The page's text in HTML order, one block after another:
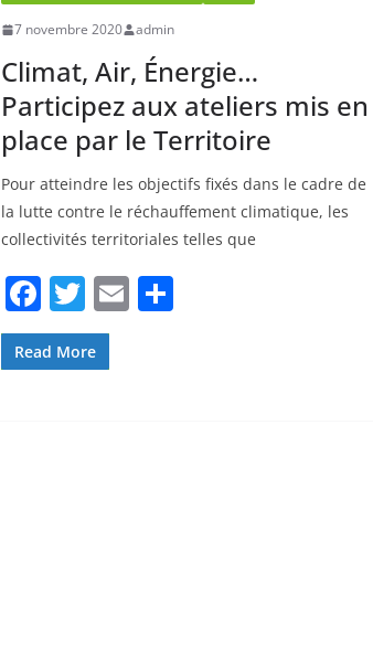
7 novembre 2020 admin
Climat, Air, Énergie…
Participez aux ateliers mis en
place par le Territoire
Pour atteindre les objectifs fixés dans le cadre de
la lutte contre le réchauffement climatique, les
collectivités territoriales telles que
F
a
c
T
w
itt
E P
Read More